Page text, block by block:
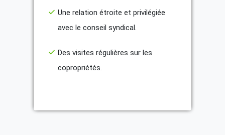
Une relation étroite et privilégiée
avec le conseil syndical.
Des visites régulières sur les
copropriétés.